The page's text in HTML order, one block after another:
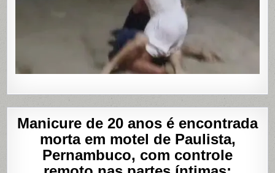
Manicure de 20 anos é encontrada
morta em motel de Paulista,
Pernambuco, com controle